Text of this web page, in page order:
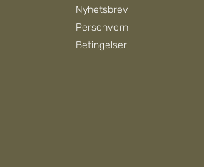
Nyhetsbrev
Personvern
Betingelser